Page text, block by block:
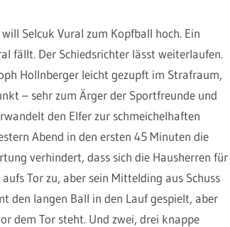
Selcuk Vural zum Kopfball hoch. Ein
fällt. Der Schiedsrichter lässt weiterlaufen.
Hollnberger leicht gezupft im Strafraum,
– sehr zum Ärger der Sportfreunde und
den Elfer zur schmeichelhaften
Abend in den ersten 45 Minuten die
verhindert, dass sich die Hausherren für
Tor zu, aber sein Mittelding aus Schuss
den langen Ball in den Lauf gespielt, aber
dem Tor steht. Und zwei, drei knappe